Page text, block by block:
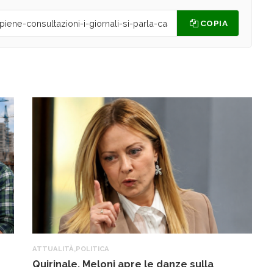
COPIA
ATTUALITÀ POLITICA
Quirinale. Meloni apre le danze sulla